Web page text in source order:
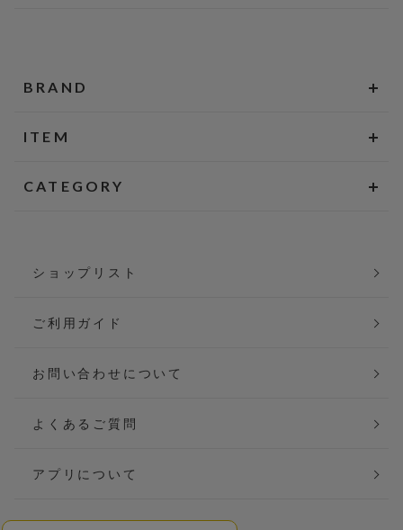
BRAND
ITEM
CATEGORY
ショップリスト
ご利用ガイド
お問い合わせについて
よくあるご質問
アプリについて